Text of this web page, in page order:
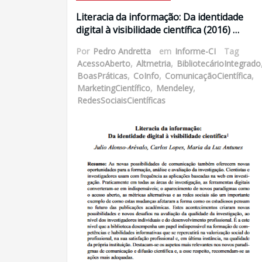
Literacia da informação: Da identidade
digital à visibilidade científica (2016) …
Por Pedro Andretta em Informe-CI
Tag
AcessoAberto, Altmetria, BibliotecárioIntegrado
BoasPráticas, CoInfo, ComunicaçãoCientífica,
MarketingCientífico, Mendeley,
RedesSociaisCientíficas